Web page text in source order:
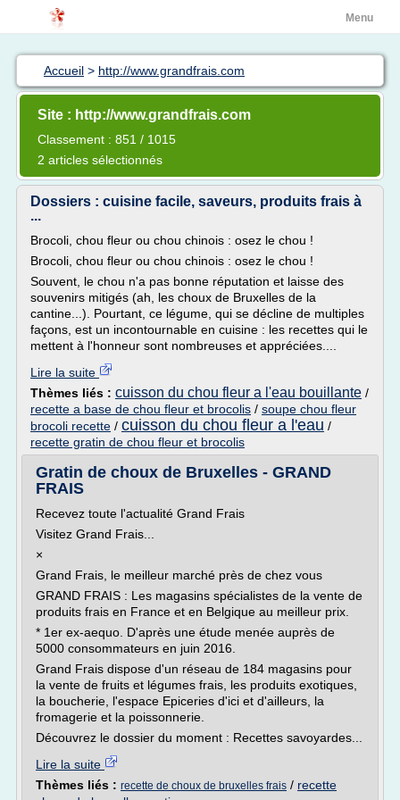
Menu
Accueil > http://www.grandfrais.com
Site : http://www.grandfrais.com
Classement : 851 / 1015
2 articles sélectionnés
Dossiers : cuisine facile, saveurs, produits frais à
...
Brocoli, chou fleur ou chou chinois : osez le chou !
Brocoli, chou fleur ou chou chinois : osez le chou !
Souvent, le chou n'a pas bonne réputation et laisse des
souvenirs mitigés (ah, les choux de Bruxelles de la
cantine...). Pourtant, ce légume, qui se décline de multiples
façons, est un incontournable en cuisine : les recettes qui le
mettent à l'honneur sont nombreuses et appréciées....
Lire la suite
Thèmes liés : cuisson du chou fleur a l'eau bouillante /
recette a base de chou fleur et brocolis / soupe chou fleur
brocoli recette / cuisson du chou fleur a l'eau /
recette gratin de chou fleur et brocolis
Gratin de choux de Bruxelles - GRAND
FRAIS
Recevez toute l'actualité Grand Frais
Visitez Grand Frais...
×
Grand Frais, le meilleur marché près de chez vous
GRAND FRAIS : Les magasins spécialistes de la vente de
produits frais en France et en Belgique au meilleur prix.
* 1er ex-aequo. D'après une étude menée auprès de
5000 consommateurs en juin 2016.
Grand Frais dispose d'un réseau de 184 magasins pour
la vente de fruits et légumes frais, les produits exotiques,
la boucherie, l'espace Epiceries d'ici et d'ailleurs, la
fromagerie et la poissonnerie.
Découvrez le dossier du moment : Recettes savoyardes...
Lire la suite
Thèmes liés : recette de choux de bruxelles frais / recette